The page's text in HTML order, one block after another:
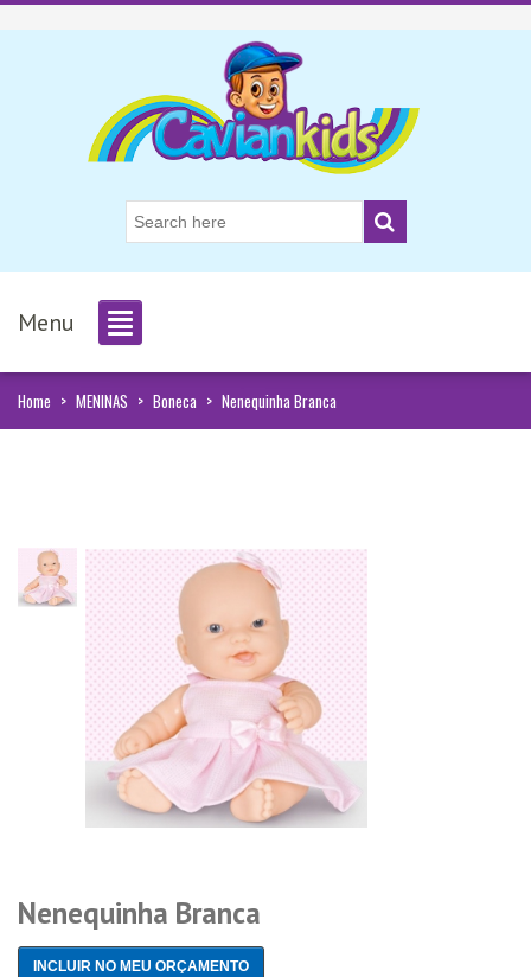
Menu
Home > MENINAS > Boneca > Nenequinha Branca
Nenequinha Branca
INCLUIR NO MEU ORÇAMENTO